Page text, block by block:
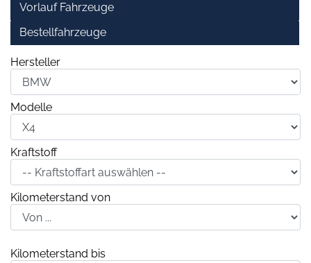
Vorlauf Fahrzeuge
Bestellfahrzeuge
Hersteller
Modelle
Kraftstoff
Kilometerstand von
Kilometerstand bis